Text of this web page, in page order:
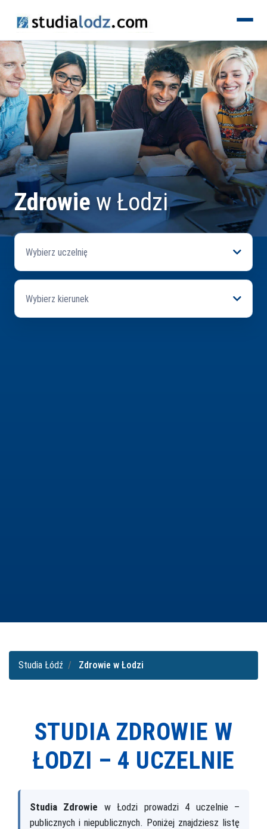
KIERUNKI
Zdrowie w Łodzi
Wybierz uczelnię
Wybierz kierunek
Studia Łódź Zdrowie w Łodzi
STUDIA ZDROWIE W
ŁODZI – 4 UCZELNIE
Studia Zdrowie w Łodzi prowadzi 4 uczelnie –
publicznych i niepublicznych. Poniżej znajdziesz listę